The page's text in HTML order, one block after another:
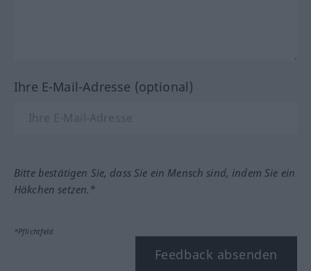
Ihre E-Mail-Adresse (optional)
Bitte bestätigen Sie, dass Sie ein Mensch sind, indem Sie ein
Häkchen setzen.*
*Pflichtfeld
Feedback absenden